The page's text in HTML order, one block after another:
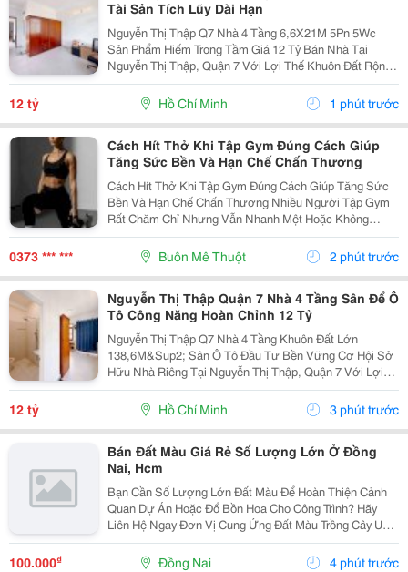
Tài Sản Tích Lũy Dài Hạn
Nguyễn Thị Thập Q7 Nhà 4 Tầng 6,6X21M 5Pn 5Wc
Sản Phẩm Hiếm Trong Tầm Giá 12 Tỷ Bán Nhà Tại
Nguyễn Thị Thập, Quận 7 Với Lợi Thế Khuôn Đất Rộng,
Ngang Đẹp, Công Năng Hoàn Chỉnh, Phù Hợp Cho
Khách Hàng Mua Ở Kết Hợp Đầu Tư Hoặc Tìm Kiếm
Tài Sản Có Khả...
12 tỷ Hồ Chí Minh 1 phút trước
Cách Hít Thở Khi Tập Gym Đúng Cách Giúp
Tăng Sức Bền Và Hạn Chế Chấn Thương
Cách Hít Thở Khi Tập Gym Đúng Cách Giúp Tăng Sức
Bền Và Hạn Chế Chấn Thương Nhiều Người Tập Gym
Rất Chăm Chỉ Nhưng Vẫn Nhanh Mệt Hoặc Không
Nâng Được Mức Tạ Như Mong Muốn. Một Trong
Những Nguyên Nhân Phổ Biến Là Hít Thở Chưa Đúng
Kỹ Thuật. Trên...
0373 *** *** Buôn Mê Thuột 2 phút trước
Nguyễn Thị Thập Quận 7 Nhà 4 Tầng Sân Để Ô
Tô Công Năng Hoàn Chỉnh 12 Tỷ
Nguyễn Thị Thập Q7 Nhà 4 Tầng Khuôn Đất Lớn
138,6M&Sup2; Sân Ô Tô Đầu Tư Bền Vững Cơ Hội Sở
Hữu Nhà Riêng Tại Nguyễn Thị Thập, Quận 7 Với Lợi
Thế Diện Tích Lớn, Kết Cấu Nhiều Tầng Và Vị Trí Thuận
Tiện, Phù Hợp Cho Khách Hàng Tìm Kiếm Tài Sản Vừa
12 tỷ Hồ Chí Minh 3 phút trước
Bán Đất Màu Giá Rẻ Số Lượng Lớn Ở Đồng
Nai, Hcm
Bạn Cần Số Lượng Lớn Đất Màu Để Hoàn Thiện Cảnh
Quan Dự Án Hoặc Đổ Bồn Hoa Cho Công Trình? Hãy
Liên Hệ Ngay Đơn Vị Cung Ứng Đất Màu Trồng Cây Uy
Tín Nhất Đồng Nai, Tp. Hcm . Chúng Tôi Tự Hào Là Đối
Tác Của Nhiều Nhà Thầu Lớn Nhờ Mức Giá Cạnh Tranh
100.000₫ Đồng Nai 4 phút trước